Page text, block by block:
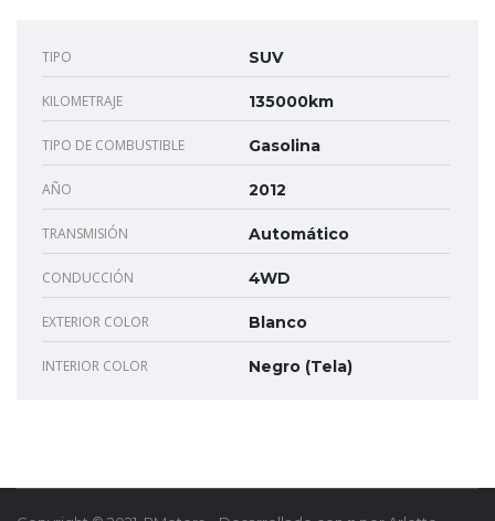
TIPO SUV
KILOMETRAJE 135000km
TIPO DE COMBUSTIBLE Gasolina
AÑO 2012
TRANSMISIÓN Automático
CONDUCCIÓN 4WD
EXTERIOR COLOR Blanco
INTERIOR COLOR Negro (Tela)